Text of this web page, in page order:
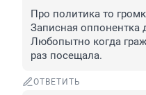
Про политика то
Записная оппонентка
Любопытно когда
раз посещала.
ОТВЕТИТЬ